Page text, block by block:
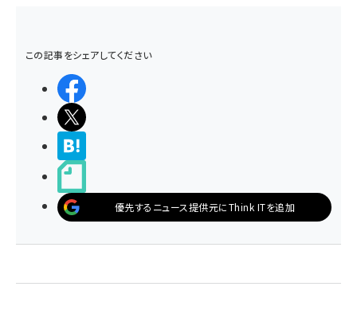
この記事をシェアしてください
優先するニュース提供元にThink ITを追加